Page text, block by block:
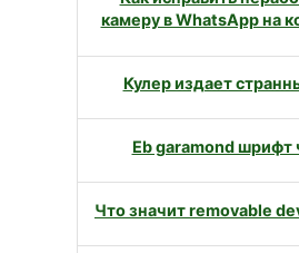
камеру в WhatsApp на
Кулер издает
Eb garamond шрифт
Что значит removable